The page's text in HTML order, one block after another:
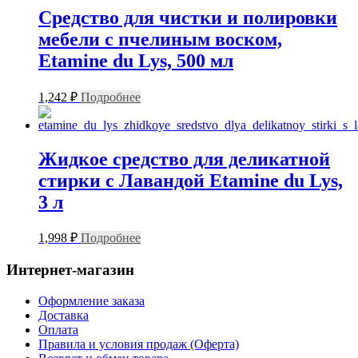
Средство для чистки и полировки
мебели с пчелиным воском,
Etamine du Lys, 500 мл
1,242 ₽ Подробнее
Жидкое средство для деликатной
стирки с Лавандой Etamine du Lys,
3 л
1,998 ₽ Подробнее
Интернет-магазин
Оформление заказа
Доставка
Оплата
Правила и условия продаж (Оферта)